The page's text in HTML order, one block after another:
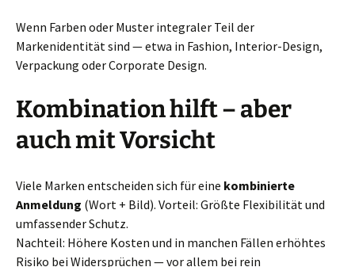
Wenn Farben oder Muster integraler Teil der
Markenidentität sind — etwa in Fashion, Interior-Design,
Verpackung oder Corporate Design.
Kombination hilft – aber
auch mit Vorsicht
Viele Marken entscheiden sich für eine kombinierte
Anmeldung (Wort + Bild). Vorteil: Größte Flexibilität und
umfassender Schutz.
Nachteil: Höhere Kosten und in manchen Fällen erhöhtes
Risiko bei Widersprüchen — vor allem bei rein